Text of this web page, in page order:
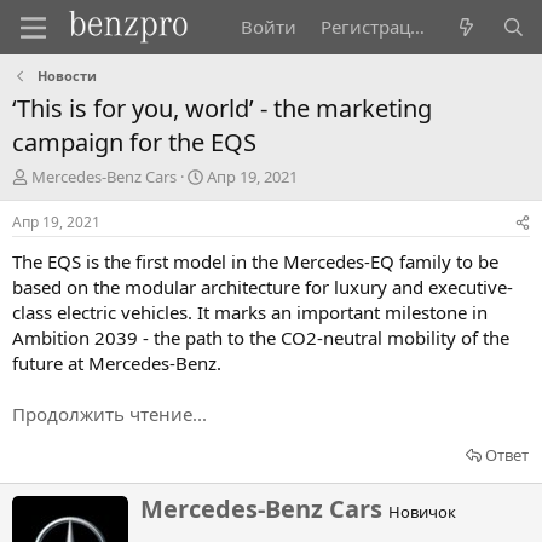
Войти Регистрация
Новости
‘This is for you, world’ - the marketing
campaign for the EQS
А
в
т
о
р
т
е
ы
Mercedes-Benz Cars
Д
а
а
н
а
ч
а
л
а
Апр 19, 2021
Апр 19, 2021
The EQS is the first model in the Mercedes-EQ family to be
based on the modular architecture for luxury and executive-
class electric vehicles. It marks an important milestone in
Ambition 2039 - the path to the CO2-neutral mobility of the
future at Mercedes-Benz.
Продолжить чтение...
Ответ
Н
аMercedes-Benz Cars Новичок